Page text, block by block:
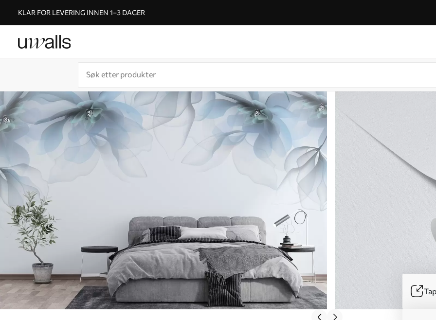
KLAR FOR LEVERING INNEN 1–3 DAGER